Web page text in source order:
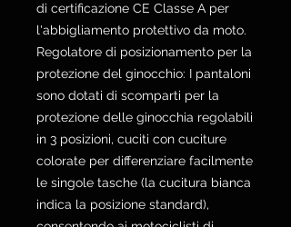
di certificazione CE Classe A per
l'abbigliamento protettivo da moto.
Regolatore di posizionamento per la
protezione del ginocchio: I pantaloni
sono dotati di scomparti per la
protezione delle ginocchia regolabili
in 3 posizioni, cuciti con cuciture
colorate per differenziare facilmente
le singole tasche (la cucitura bianca
indica la posizione standard),